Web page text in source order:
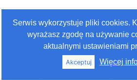
Serwis wykorzystuje pliki cookies.
wyrażasz zgodę na używanie
aktualnymi ustawieniami
Akceptuj Więcej